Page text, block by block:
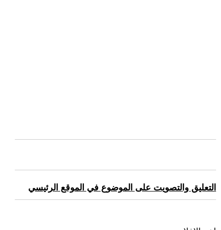
التعليق والتصويت على الموضوع في الموقع الرئيسي